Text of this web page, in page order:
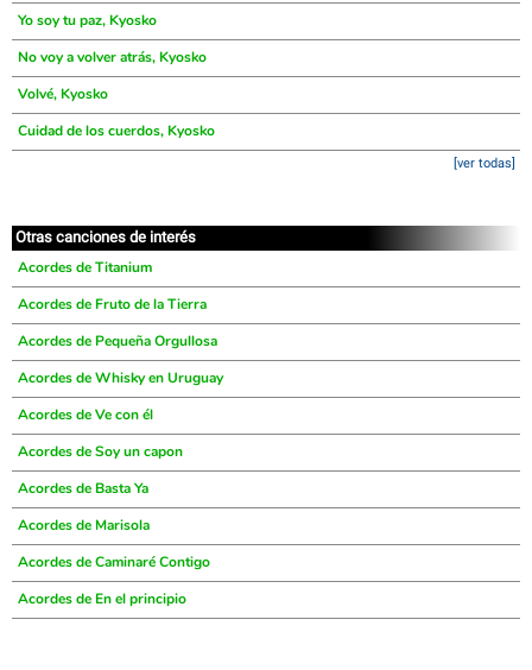
Yo soy tu paz, Kyosko
No voy a volver atrás, Kyosko
Volvé, Kyosko
Cuidad de los cuerdos, Kyosko
[ver todas]
Otras canciones de interés
Acordes de Titanium
Acordes de Fruto de la Tierra
Acordes de Pequeña Orgullosa
Acordes de Whisky en Uruguay
Acordes de Ve con él
Acordes de Soy un capon
Acordes de Basta Ya
Acordes de Marisola
Acordes de Caminaré Contigo
Acordes de En el principio